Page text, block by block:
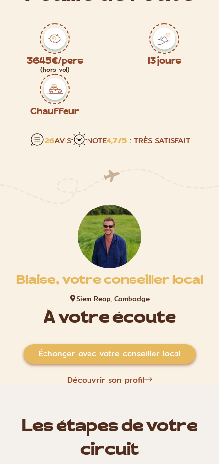
3645€/pers
(hors vol)
13 jours
Chauffeur
26AVIS NOTE4,7/5: TRÈS SATISFAIT
Blaise, votre conseiller local
Siem Reap, Cambodge
À votre écoute
Échanger avec votre conseiller local
Découvrir son profil
Les étapes de votre
circuit